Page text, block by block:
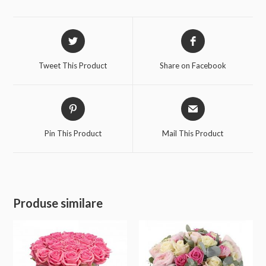
Tweet This Product Share on Facebook
Pin This Product Mail This Product
Produse similare